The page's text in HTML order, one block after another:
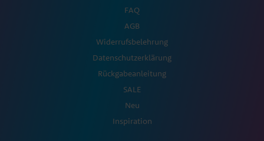
FAQ
AGB
Widerrufsbelehrung
Datenschutzerklärung
Rückgabeanleitung
SALE
Neu
Inspiration